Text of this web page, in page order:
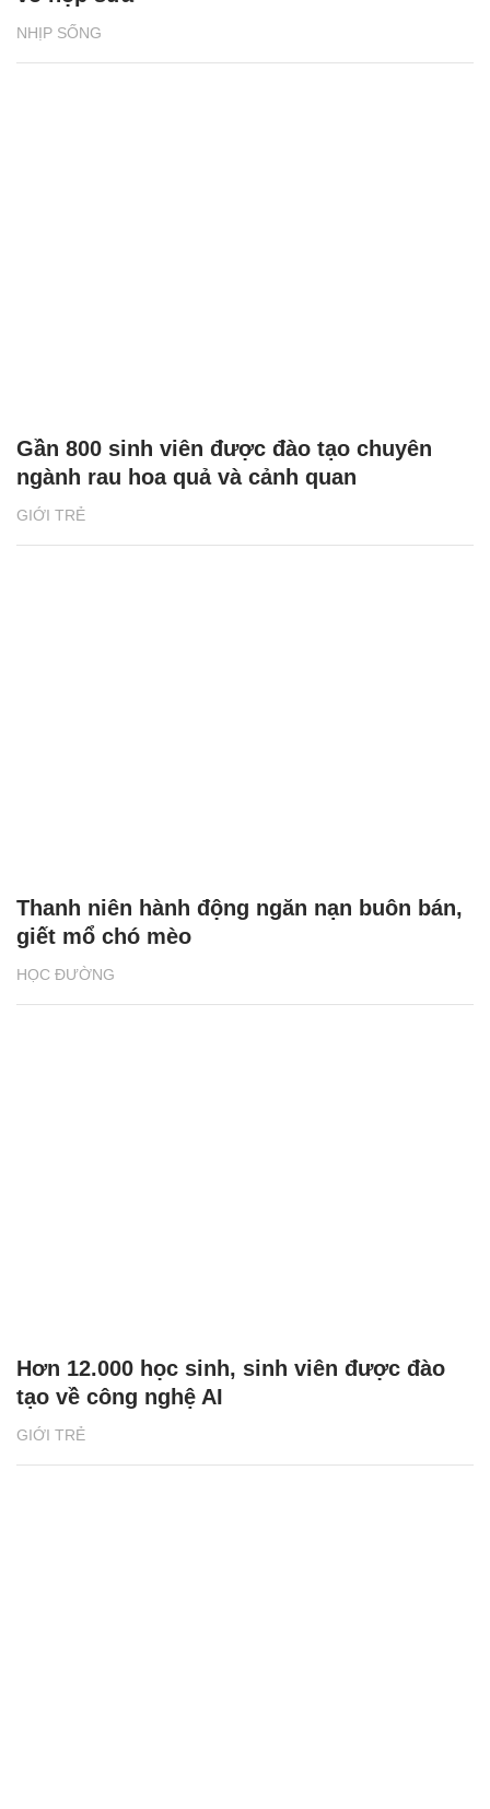
NHỊP SỐNG
GIỚI TRẺ
Gần 800 sinh viên được đào tạo chuyên
ngành rau hoa quả và cảnh quan
HỌC ĐƯỜNG
Thanh niên hành động ngăn nạn buôn bán,
giết mổ chó mèo
GIỚI TRẺ
Hơn 12.000 học sinh, sinh viên được đào
tạo về công nghệ AI